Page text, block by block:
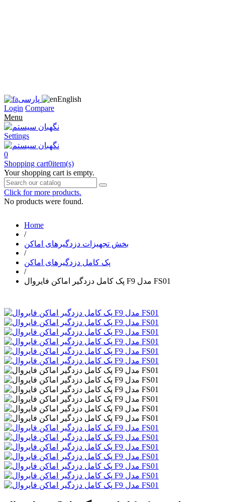
پارسی
English
Login Compare
Menu
Settings
0
Shopping cart0item(s)
Your shopping cart is empty.
Click for more products.
No products were found.
Home
/
بخش تجهیزات دزدگیرهای اماکن
/
پک کامل دزدگیرهای اماکن
/
پک کامل دزدگیر اماکن فایروال F9 مدل FS01